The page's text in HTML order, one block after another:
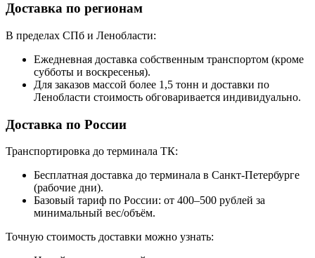
Доставка по регионам
В пределах СПб и Ленобласти:
Ежедневная доставка собственным транспортом (кроме
субботы и воскресенья).
Для заказов массой более 1,5 тонн и доставки по
Ленобласти стоимость обговаривается индивидуально.
Доставка по России
Транспортировка до терминала ТК:
Бесплатная доставка до терминала в Санкт-Петербурге
(рабочие дни).
Базовый тариф по России: от 400–500 рублей за
минимальный вес/объём.
Точную стоимость доставки можно узнать: